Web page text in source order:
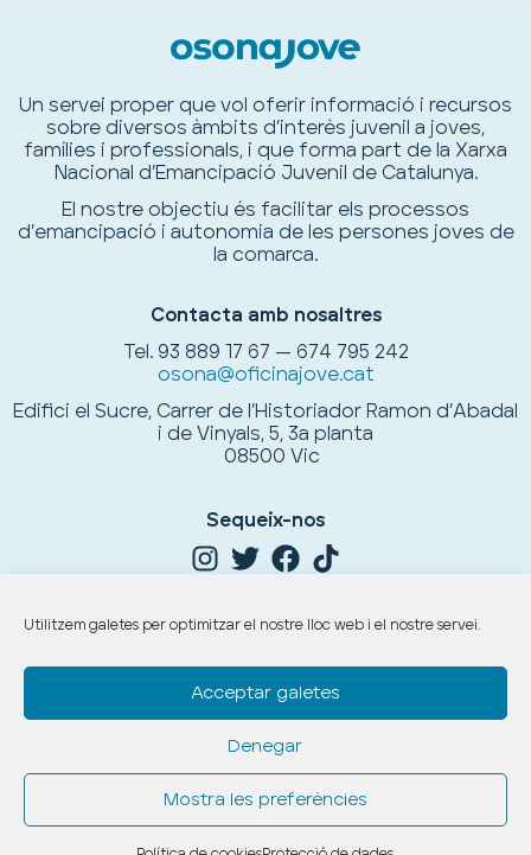
Utilitzem galetes per optimitzar el nostre lloc web i el nostre servei.
Acceptar galetes
Denegar
Mostra les preferències
Un servei proper que vol oferir informació i recursos
sobre diversos àmbits d’interès juvenil a joves,
famílies i professionals, i que forma part de la Xarxa
Nacional d’Emancipació Juvenil de Catalunya.
El nostre objectiu és facilitar els processos
d’emancipació i autonomia de les persones joves de
la comarca.
Contacta amb nosaltres
Tel. 93 889 17 67 — 674 795 242
osona@oficinajove.cat
Edifici el Sucre, Carrer de l’Historiador Ramon d’Abadal
i de Vinyals, 5, 3a planta
08500 Vic
Sequeix-nos
Intranet